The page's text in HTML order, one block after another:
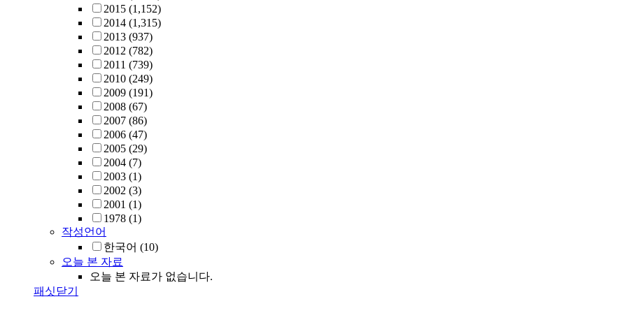
2015 (1,152)
2014 (1,315)
2013 (937)
2012 (782)
2011 (739)
2010 (249)
2009 (191)
2008 (67)
2007 (86)
2006 (47)
2005 (29)
2004 (7)
2003 (1)
2002 (3)
2001 (1)
1978 (1)
작성언어
한국어 (10)
오늘 본 자료
오늘 본 자료가 없습니다.
패싯닫기